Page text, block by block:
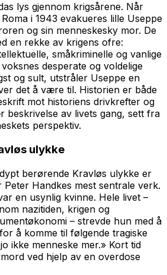
lys gjennom krigsårene. Når
i 1943 evakueres lille Useppe
og sin menneskesky mor. De
en rekke av krigens ofre:
småkriminelle og vanlige
desperate og voldelige
og sult, utstråler Useppe en
det å være til. Historien er både
mot historiens drivkrefter og
beskrivelse av livets gang, sett fra
perspektiv.
ulykke
berørende Kravløs ulykke er
Handkes mest sentrale verk.
en usynlig kvinne. Hele livet –
nazitiden, krigen og
– strevde hun med å
å komme til følgende tragiske
ikke menneske mer.» Kort tid
ved hjelp av en overdose